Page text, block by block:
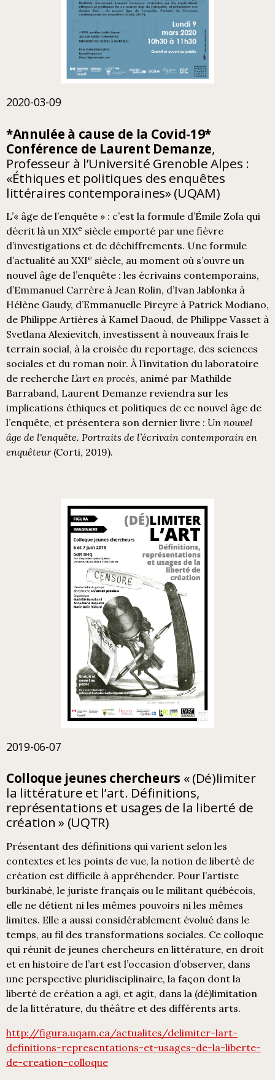
2020-03-09
*Annulée à cause de la Covid-19*
Conférence de Laurent Demanze,
Professeur à l’Université Grenoble Alpes :
«Éthiques et politiques des enquêtes
littéraires contemporaines» (UQAM)
L’« âge de l’enquête » : c’est la formule d’Émile Zola qui
décrit là un XIXe siècle emporté par une fièvre
d’investigations et de déchiffrements. Une formule
d’actualité au XXIe siècle, au moment où s’ouvre un
nouvel âge de l’enquête : les écrivains contemporains,
d’Emmanuel Carrère à Jean Rolin, d’Ivan Jablonka à
Hélène Gaudy, d’Emmanuelle Pireyre à Patrick Modiano,
de Philippe Artières à Kamel Daoud, de Philippe Vasset à
Svetlana Alexievitch, investissent à nouveaux frais le
terrain social, à la croisée du reportage, des sciences
sociales et du roman noir. À l’invitation du laboratoire
de recherche L’art en procès, animé par Mathilde
Barraband, Laurent Demanze reviendra sur les
implications éthiques et politiques de ce nouvel âge de
l’enquête, et présentera son dernier livre : Un nouvel
âge de l'enquête. Portraits de l’écrivain contemporain en
enquêteur(Corti, 2019).
2019-06-07
Colloque jeunes chercheurs « (Dé)limiter
la littérature et l’art. Définitions,
représentations et usages de la liberté de
création » (UQTR)
Présentant des définitions qui varient selon les
contextes et les points de vue, la notion de liberté de
création est difficile à appréhender. Pour l’artiste
burkinabé, le juriste français ou le militant québécois,
elle ne détient ni les mêmes pouvoirs ni les mêmes
limites. Elle a aussi considérablement évolué dans le
temps, au fil des transformations sociales. Ce colloque
qui réunit de jeunes chercheurs en littérature, en droit
et en histoire de l’art est l’occasion d’observer, dans
une perspective pluridisciplinaire, la façon dont la
liberté de création a agi, et agit, dans la (dé)limitation
de la littérature, du théâtre et des différents arts.
http://figura.uqam.ca/actualites/delimiter-lart-
definitions-representations-et-usages-de-la-liberte-
de-creation-colloque